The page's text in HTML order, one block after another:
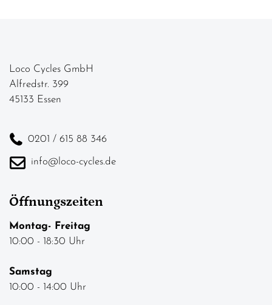
Loco Cycles GmbH
Alfredstr. 399
45133 Essen
0201 / 615 88 346
info@loco-cycles.de
Öffnungszeiten
Montag- Freitag
10:00 - 18:30 Uhr
Samstag
10:00 - 14:00 Uhr